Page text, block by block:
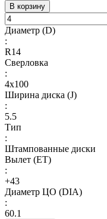
В корзину
Диаметр (D)
:
R14
Сверловка
:
4х100
Ширина диска (J)
:
5.5
Тип
:
Штампованные диски
Вылет (ET)
:
+43
Диаметр ЦО (DIA)
:
60.1